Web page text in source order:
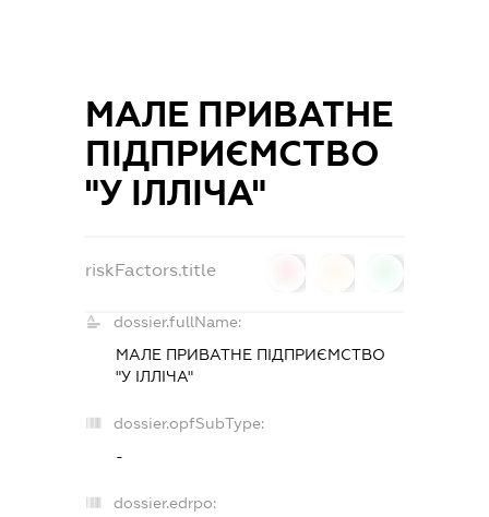
МАЛЕ ПРИВАТНЕ
ПІДПРИЄМСТВО
"У ІЛЛІЧА"
riskFactors.title
dossier.fullName:
МАЛЕ ПРИВАТНЕ ПІДПРИЄМСТВО
"У ІЛЛІЧА"
dossier.opfSubType:
-
dossier.edrpo: